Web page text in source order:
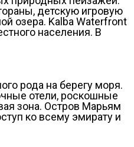
детскую игровую
озера. Kalba Waterfront
населения. В
рода на берегу моря.
отели, роскошные
зона. Остров Марьям
ко всему эмирату и